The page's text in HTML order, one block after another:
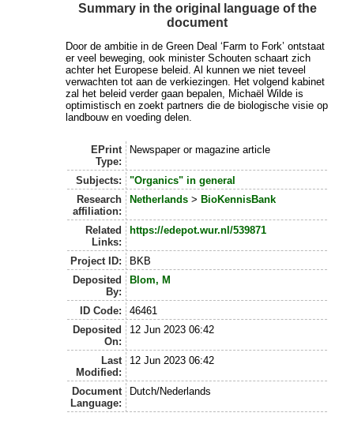
Summary in the original language of the
document
Door de ambitie in de Green Deal ‘Farm to Fork’ ontstaat
er veel beweging, ook minister Schouten schaart zich
achter het Europese beleid. Al kunnen we niet teveel
verwachten tot aan de verkiezingen. Het volgend kabinet
zal het beleid verder gaan bepalen, Michaël Wilde is
optimistisch en zoekt partners die de biologische visie op
landbouw en voeding delen.
EPrint
Type:
Newspaper or magazine article
Subjects:
"Organics" in general
Research
affiliation:
Netherlands> BioKennisBank
Related
Links:
https://edepot.wur.nl/539871
Project ID:
BKB
Deposited
By:
Blom, M
ID Code:
46461
Deposited
On:
12 Jun 2023 06:42
Last
Modified:
12 Jun 2023 06:42
Document
Language:
Dutch/Nederlands